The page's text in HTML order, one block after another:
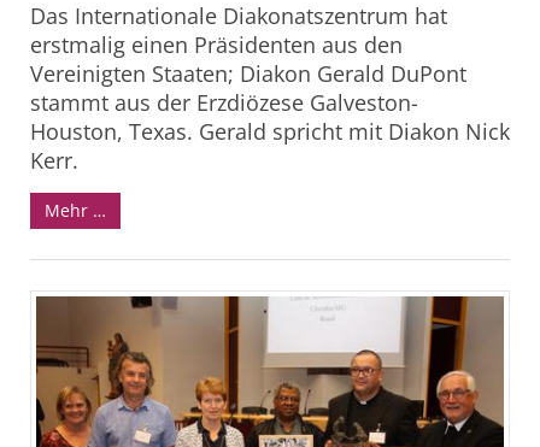
Das Internationale Diakonatszentrum hat
erstmalig einen Präsidenten aus den
Vereinigten Staaten; Diakon Gerald DuPont
stammt aus der Erzdiözese Galveston-
Houston, Texas. Gerald spricht mit Diakon Nick
Kerr.
Mehr …